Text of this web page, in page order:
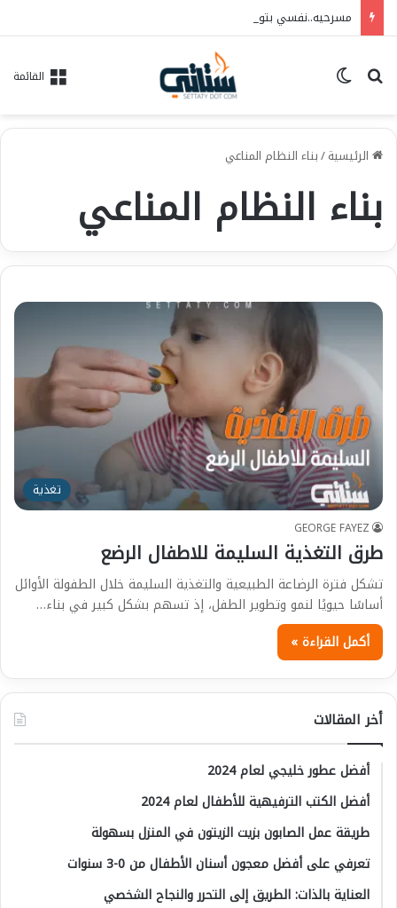
القائمة بحث عن
الرئيسية/بناء النظام المناعي
بناء النظام المناعي
تغذية
GEORGE FAYEZ
طرق التغذية السليمة للاطفال الرضع
تشكل فترة الرضاعة الطبيعية والتغذية السليمة خلال الطفولة الأوائل
أساسًا حيويًا لنمو وتطوير الطفل، إذ تسهم بشكل كبير في بناء…
أكمل القراءة »
أخر المقالات
أفضل عطور خليجي لعام 2024
أفضل الكتب الترفيهية للأطفال لعام 2024
طريقة عمل الصابون بزيت الزيتون في المنزل بسهولة
تعرفي على أفضل معجون أسنان الأطفال من 0-3 سنوات
العناية بالذات: الطريق إلى التحرر والنجاح الشخصي